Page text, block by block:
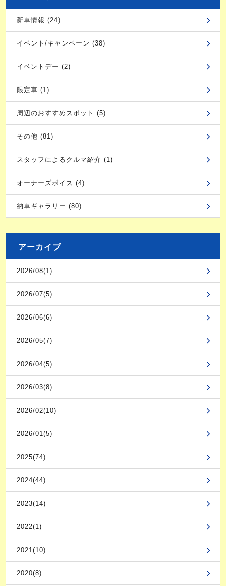
新車情報 (24)
イベント/キャンペーン (38)
イベントデー (2)
限定車 (1)
周辺のおすすめスポット (5)
その他 (81)
スタッフによるクルマ紹介 (1)
オーナーズボイス (4)
納車ギャラリー (80)
アーカイブ
2026/08(1)
2026/07(5)
2026/06(6)
2026/05(7)
2026/04(5)
2026/03(8)
2026/02(10)
2026/01(5)
2025(74)
2024(44)
2023(14)
2022(1)
2021(10)
2020(8)